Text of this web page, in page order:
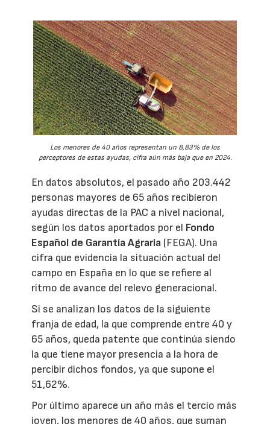
Los menores de 40 años representan un 8,83% de los
perceptores de estas ayudas, cifra aún más baja que en 2024.
En datos absolutos, el pasado año 203.442
personas mayores de 65 años recibieron
ayudas directas de la PAC a nivel nacional,
según los datos aportados por el Fondo
Español de Garantía Agraria (FEGA). Una
cifra que evidencia la situación actual del
campo en España en lo que se refiere al
ritmo de avance del relevo generacional.
Si se analizan los datos de la siguiente
franja de edad, la que comprende entre 40 y
65 años, queda patente que continúa siendo
la que tiene mayor presencia a la hora de
percibir dichos fondos, ya que supone el
51,62%.
Por último aparece un año más el tercio más
joven, los menores de 40 años, que suman